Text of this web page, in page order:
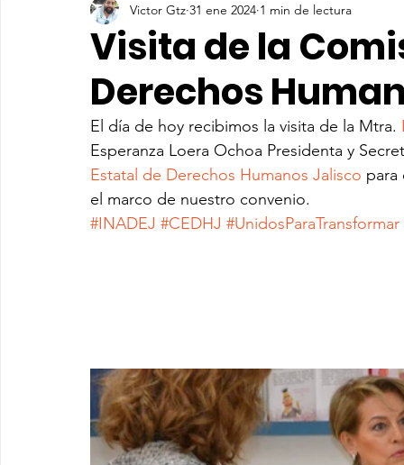
Visita de la
Derechos
Victor Gtz 31 ene 2024 1 min de lectura
El día de hoy recibimos la visita de la Mtra.
Esperanza Loera Ochoa Presidenta y
Estatal de Derechos Humanos Jalisco para
el marco de nuestro convenio.
#INADEJ #CEDHJ #UnidosParaTransformar